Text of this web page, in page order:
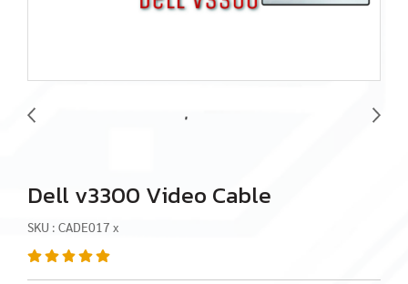
Dell v3300 Video Cable
SKU : CADE017 x